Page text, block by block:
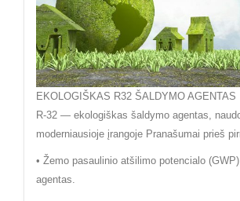
EKOLOGIŠKAS R32 ŠALDYMO AGENTAS
R-32 — ekologiškas šaldymo agentas,
moderniausioje įrangoje Pranašumai prieš
• Žemo pasaulinio atšilimo potencialo
agentas.